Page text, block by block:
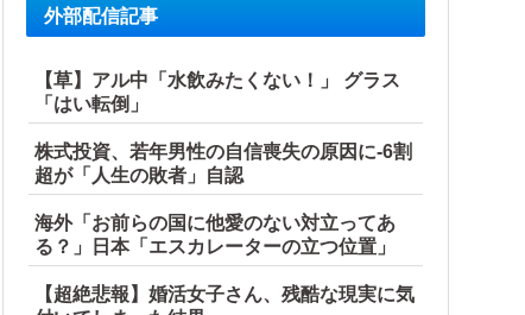
ら〇〇を口にして最高の展開へｗｗｗｗｗｗ
切れ状態にして商品相場を操作してたので...
た」
外部配信記事
【草】アル中「水飲みたくない！」 グラス
「はい転倒」
株式投資、若年男性の自信喪失の原因に-6割
超が「人生の敗者」自認
海外「お前らの国に他愛のない対立ってあ
る？」日本「エスカレーターの立つ位置」
【超絶悲報】婚活女子さん、残酷な現実に気